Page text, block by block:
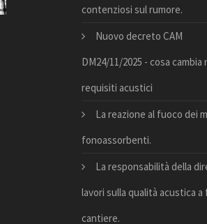
contenziosi sul rumore.
Nuovo decreto CAM
DM24/11/2025 - cosa cambia
requisiti acustici
La reazione al fuoco dei
fonoassorbenti.
La responsabilità della
lavori sulla qualità acustica a
cantiere.